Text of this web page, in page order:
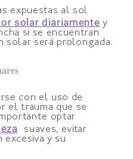
expuestas al sol
solar diariamente y
si se encuentran
solar será prolongada.
con el uso de
el trauma que se
optar
suaves, evitar
y su